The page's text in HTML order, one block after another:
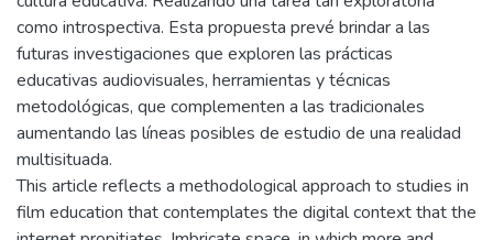
como introspectiva. Esta propuesta prevé brindar a las
futuras investigaciones que exploren las prácticas
educativas audiovisuales, herramientas y técnicas
metodológicas, que complementen a las tradicionales
aumentando las líneas posibles de estudio de una realidad
multisituada.
This article reflects a methodological approach to studies in
film education that contemplates the digital context that the